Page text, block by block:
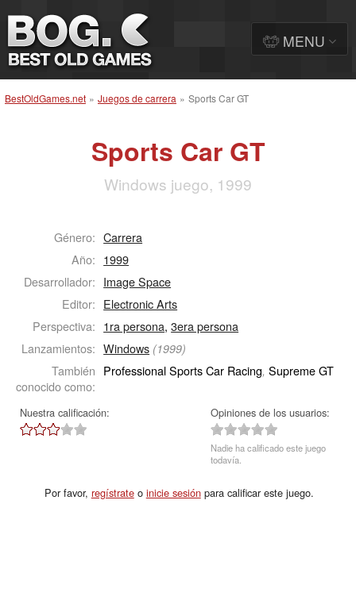
BestOldGames.net » Juegos de carrera » Sports Car GT
Sports Car GT
Windows juego, 1999
Género: Carrera
Año: 1999
Desarrollador: Image Space
Editor: Electronic Arts
Perspectiva: 1ra persona,3era persona
Lanzamientos: Windows (1999)
También
conocido como:
Professional Sports Car Racing, Supreme GT
Nuestra calificación: Opiniones de los usuarios:
Nadie ha calificado este juego
todavía.
Por favor, regístrateo inicie sesiónpara calificar este juego.
MENU